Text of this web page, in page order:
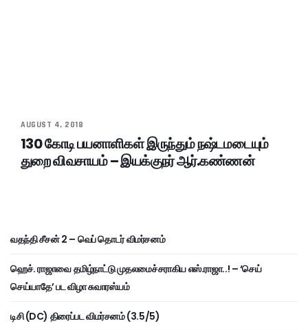
AUGUST 4, 2018
130 கோடி பயனாளிகள் இருந்தும் நஷ்டமடையும்
துறை விவசாயம் – இயக்குநர் ஆர்.கண்ணன்
வதந்தி சீசன் 2 – வெப் தொடர் விமர்சனம்
ஹெச். ராஜாவை தமிழ்நாட்டு முதலமைச்சராகிய எஸ்.ராஜா..! – ‘செய்
செய்யாதே’ பட விழா சுவாரஸ்யம்
டிசி (DC) திரைப்பட விமர்சனம் (3.5/5)